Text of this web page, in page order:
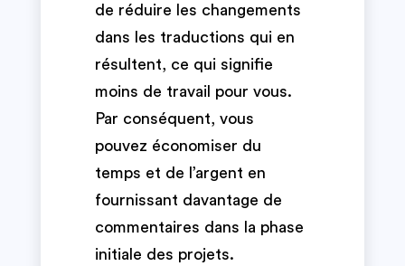
de réduire les changements
dans les traductions qui en
résultent, ce qui signifie
moins de travail pour vous.
Par conséquent, vous
pouvez économiser du
temps et de l’argent en
fournissant davantage de
commentaires dans la phase
initiale des projets.